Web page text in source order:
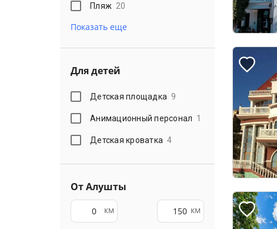
Пляж 20
Показать еще
Для детей
Детская площадка 9
Анимационный персонал 1
Детская кроватка 4
От Алушты
км км